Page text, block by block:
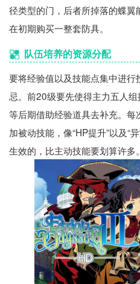
径类型的门，后者所掉落的蝶
在初期购买一整套防具。
队伍培养的资源分配
要将经验值以及技能点集中进
忌。前20级要先使得主力五人
等后期借助经验道具去补充。
加被动技能，像“HP提升”以及“
生效的，比主动技能要划算许多。